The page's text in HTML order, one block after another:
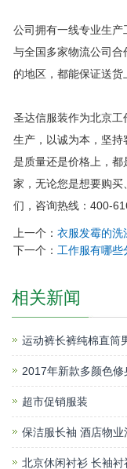
公司拥有一线专业生产
与全国多家物流公司
的地区，都能保证送货
圣达信服装作为北京
生产，以诚为本，坚
是质量还是价格上，
家，无论您是想要购
们，咨询热线：400-
上一个： 衣服发霉的洗
下一个： 工作服有哪些
相关新闻
运动裤长裤纯棉直筒
2017年新款多颜色修
超市促销服装
保洁服长袖 酒店物
北京休闲衬衫 长袖